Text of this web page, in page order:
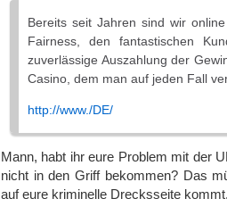
Bereits seit Jahren sind wir
Fairness, den fantastischen
zuverlässige Auszahlung der
Casino, dem man auf jeden Fall
http://www./DE/
Mann, habt ihr eure Problem mit der
nicht in den Griff bekommen? Das
auf eure kriminelle Drecksseite kommt.